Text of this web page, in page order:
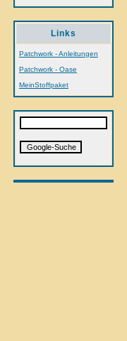
Links
Patchwork - Anleitungen
Patchwork - Oase
MeinStoffpaket